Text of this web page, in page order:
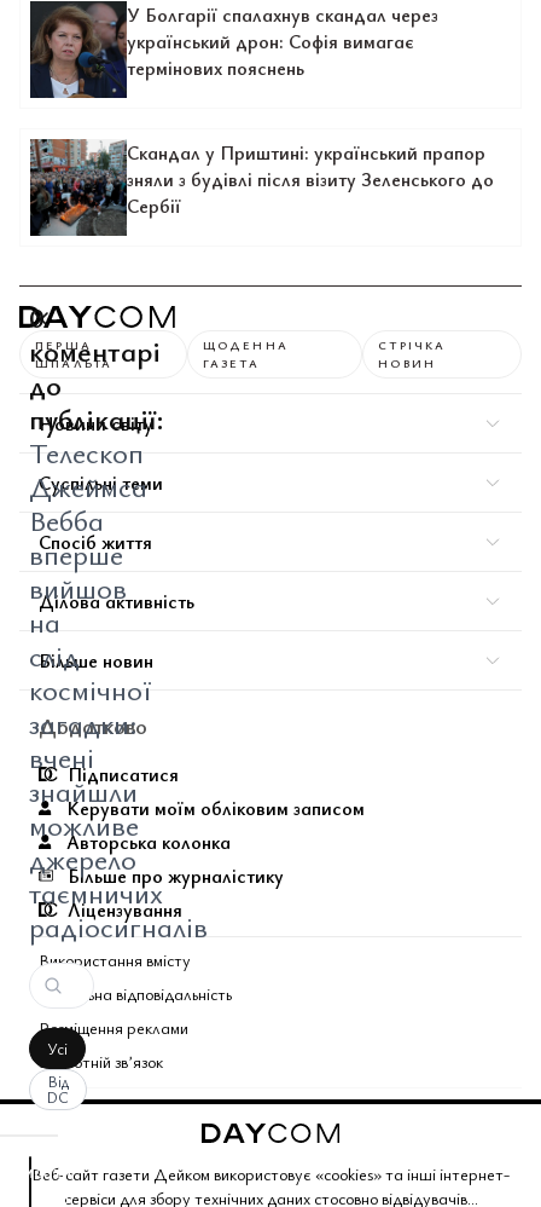
Веб-сайт газети Дейком використовує «cookies» та інші інтернет-
сервіси для збору технічних даних стосовно відвідувачів...
У Болгарії спалахнув скандал через
український дрон: Софія вимагає
термінових пояснень
Скандал у Приштині: український прапор
зняли з будівлі після візиту Зеленського до
Сербії
0
коментарі
до
публікації:
Телескоп
Джеймса
Вебба
вперше
вийшов
на
слід
космічної
загадки:
вчені
знайшли
можливе
джерело
таємничих
радіосигналів
Усі
Від
DC
ПЕРША
ШПАЛЬТА
ЩОДЕННА
ГАЗЕТА
СТРІЧКА
НОВИН
Новини світу
Суспільні теми
Спосіб життя
Ділова активність
Більше новин
Додатково
Підписатися
Керувати моїм обліковим записом
Авторська колонка
Більше про журналістику
Ліцензування
Використання вмісту
Соціальна відповідальність
Розміщення реклами
Зворотній звʼязок
Поєднані теми газети
Copyright © 2026 Газета Дейком . Всі права захищено.